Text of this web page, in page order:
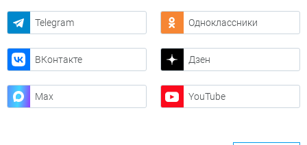
Telegram Одноклассники
ВКонтакте Дзен
Max YouTube